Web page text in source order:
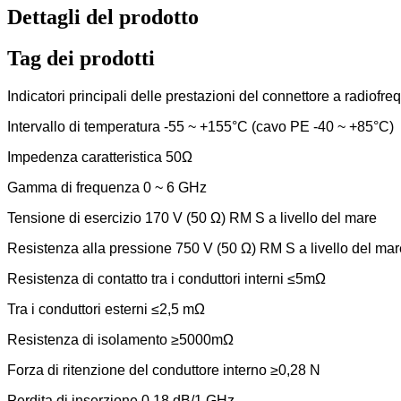
Dettagli del prodotto
Tag dei prodotti
Indicatori principali delle prestazioni del connettore a
Intervallo di temperatura -55 ~ +155°C (cavo PE -40 ~ +85°C)
Impedenza caratteristica 50Ω
Gamma di frequenza 0 ~ 6 GHz
Tensione di esercizio 170 V (50 Ω) RM S a livello del mare
Resistenza alla pressione 750 V (50 Ω) RM S a livello del
Resistenza di contatto tra i conduttori interni ≤5mΩ
Tra i conduttori esterni ≤2,5 mΩ
Resistenza di isolamento ≥5000mΩ
Forza di ritenzione del conduttore interno ≥0,28 N